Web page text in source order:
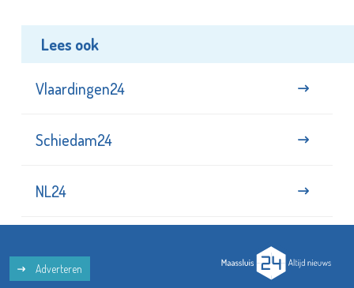
Lees ook
Vlaardingen24
Schiedam24
NL24
Adverteren